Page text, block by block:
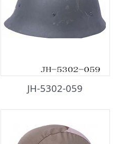
JH-5302-059